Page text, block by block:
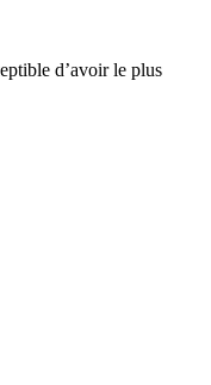
d’avoir le plus